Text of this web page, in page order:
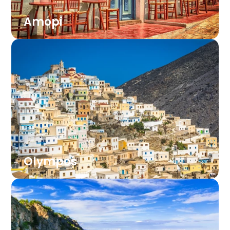
Amopi
Priljubljeno letovišče južno od glavnega
mesta ima več zalivov s peskom in mirnim
morjem. Obala je primerna za družine in
kopanje v plitvini, v bližini pa so taverne z
domačo hrano in preprostimi apartmaji.
Olympos
Vas v severnem gorovju velja za simbol
Karpatosa. Hiše iz kamna in lesa stojijo na
strmem pobočju, domačini pa ohranjajo